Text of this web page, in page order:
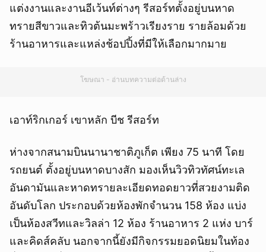
แต่งงานและงานอีเว้นท์ต่างๆ รีสอร์ทตั้งอยู่บนหาด
ทรายสีขาวและทิวต้นมะพร้าวเรียงราย รายล้อมด้วย
ร้านอาหารและแหล่งช้อปปิ้งที่มีให้เลือกมากมาย
โฆษณา - อ่านบทความต่อด้านล่าง
เอาท์ริกเกอร์ เขาหลัก บีช รีสอร์ท
ห่างจากสนามบินนานาชาติภูเก็ต เพียง 75 นาที โดย
รถยนต์ ตั้งอยู่บนหาดบางสัก มองเห็นวิวทิวทัศน์ทะเล
อันดามันและหาดทรายละเอียดทอดยาวที่สวยงามติด
อันดับโลก ประกอบด้วยห้องพักจำนวน 158 ห้อง แบ่ง
เป็นห้องสวีทและวิลล่า 12 ห้อง ร้านอาหาร 2 แห่ง บาร์
และคิดส์คลับ นอกจากนี้ยังมีกิจกรรมยอดนิยมในท้อง